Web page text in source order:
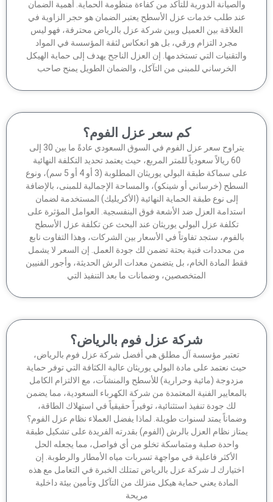
الدورية للتأكد من كفاءة منظومة الحماية. أهمية الضمان
طلب خدمات عزل الأسطح يعتبر الضمان هو حجر الزاوية في
بين العميل وبين شركة عزل بالرياض محترفة، فهو ليس
مجرد التزام ورقي، بل هو انعكاس لثقة المؤسسة في المواد
التي تستخدمها. إن العزل الناجح يهدف إلى حماية الهيكل
الخرساني للمبنى من التآكل، والضمان الطويل يمنح صاحب
كم سعر عزل الفوم؟
يتراوح سعر عزل الفوم في السوق السعودي عادةً ما بين 30 إلى
60 ريالاً سعودياً للمتر المربع، حيث يعتمد تحديد التكلفة النهائية
على سماكة طبقة البولي يوريثان المطلوبة (3 أو 4 أو 5 سم)، ونوع
(خرساني أو شينكو)، والمساحة الإجمالية للمبنى، بالإضافة
إلى نوع طبقة الحماية النهائية (الأكريليك) المستخدمة لضمان
العزل ضد الأشعة فوق البنفسجية. العوامل المؤثرة على
تكلفة عزل البولي يوريثان عند البحث عن تكلفة عزل الأسطح
ستجد تفاوتاً في الأسعار بين الشركات، وهذا التفاوت نابع
محددات فنية بحتة تضمن لك جودة العمل. إن السعر لا يشمل
المادة الخام، بل يتضمن معدات الرش الحديثة، وأجور الفنيين
المتخصصين، وضمانات ما بعد التنفيذ التي
شركة عزل فوم بالرياض؟
تعتبر مؤسسة آل مطلق هي أفضل شركة عزل فوم بالرياض،
نعتمد على مادة البولي يوريثان عالية الكثافة التي توفر حماية
(مائية وحرارية) للأسطح والمنشآت، مع الالتزام الكامل
الفنية المعتمدة من شركة الكهرباء السعودية، مما يضمن
لك جودة تنفيذ استثنائية، توفيراً حقيقياً في استهلاك الطاقة،
يمتد لسنوات طويلة. لماذا يفضل العملاء نظام عزل الفوم؟
نظام العزل بالرش (الفوم) بقدرته الفريدة على تشكيل طبقة
واحدة صلبة ومتماسكة تخلو من أي فواصل، مما يجعله الحل
الأكثر فاعلية في مواجهة تسربات مياه الأمطار والرطوبة. إن
لـ شركة عزل بالرياض تمتلك الخبرة في التعامل مع هذه
المادة يعني حماية هيكل منزلك من التآكل وتأمين بيئة داخلية